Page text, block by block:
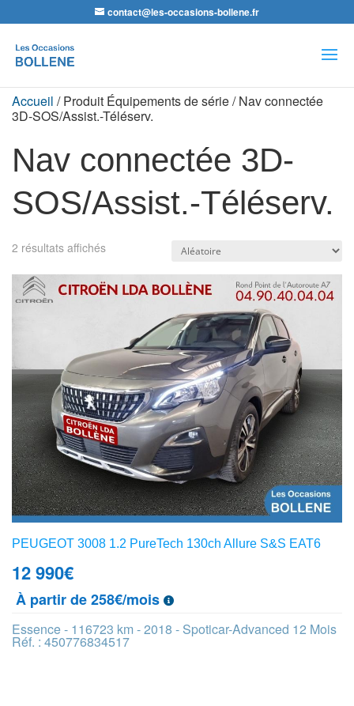
contact@les-occasions-bollene.fr
de
produits
Accueil / Produit Équipements de série / Nav connectée
3D-SOS/Assist.-Téléserv.
Nav connectée 3D-
SOS/Assist.-Téléserv.
2 résultats affichés
PEUGEOT 3008 1.2 PureTech 130ch Allure S&S EAT6
12 990€
À partir de 258€/mois
Essence - 116723 km - 2018 - Spoticar-Advanced 12 Mois
Réf. : 450776834517